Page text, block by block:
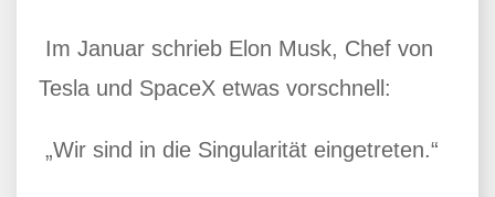
Im Januar schrieb Elon Musk, Chef von
Tesla und SpaceX etwas vorschnell:
„Wir sind in die Singularität eingetreten.“